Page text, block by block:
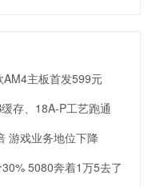
主板首发599元
存、18A-P工艺跑通
游戏业务地位下降
5080奔着1万5去了